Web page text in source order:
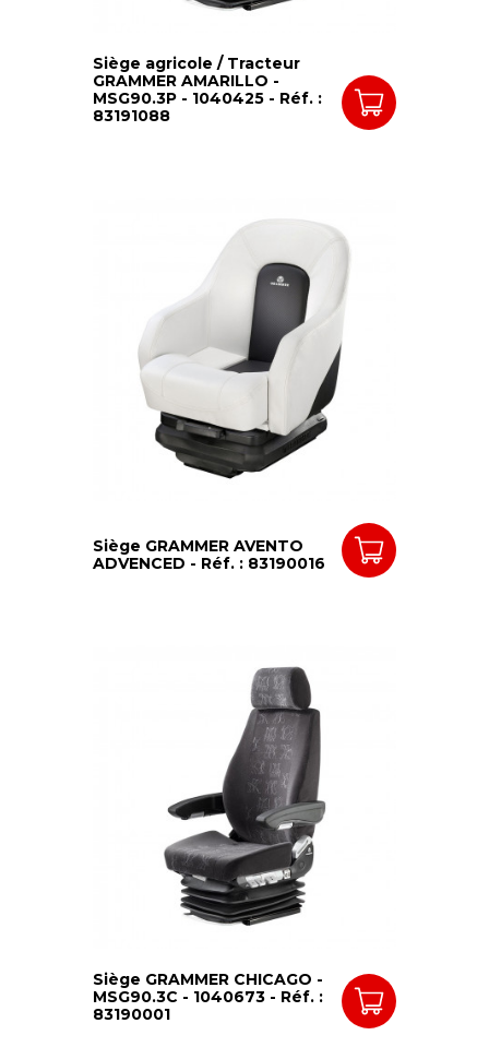
Siège agricole / Tracteur
GRAMMER AMARILLO -
MSG90.3P - 1040425 - Réf. :
83191088
Siège GRAMMER AVENTO
ADVENCED - Réf. : 83190016
Siège GRAMMER CHICAGO -
MSG90.3C - 1040673 - Réf. :
83190001